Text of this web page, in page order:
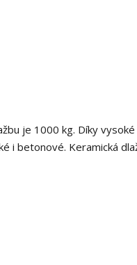
je 1000 kg. Díky
i betonové. Keramická